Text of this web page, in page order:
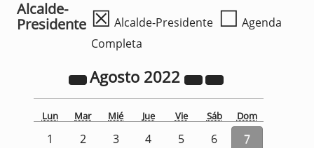
Alcalde-
Presidente ☒ Alcalde-Presidente ☐ Agenda
Completa
Agosto 2022
Lun Mar Mié Jue Vie Sáb Dom
1 2 3 4 5 6
7